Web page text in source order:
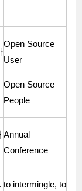
Open Source
User
Open Source
People
Annual
Conference
to intermingle, to